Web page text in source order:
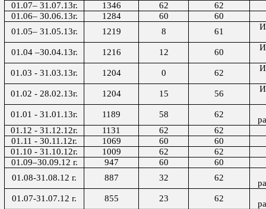
01.07– 31.07.13г.
1346 62
62
01.06– 30.06.13г.
1284 60
60
01.05– 31.05.13г.
1219 8 61
01.04 –30.04.13г. 1216 12 60
01.03 - 31.03.13г. 1204 0 62
01.02 - 28.02.13г. 1204 15 56
01.01 - 31.01.13г. 1189 58 62
01.12 - 31.12.12г.
1131 62
62
01.11 - 30.11.12г.
1069 60
60
01.10 - 31.10.12г.
1009 62
62
01.09–30.09.12 г.
947 60
60
01.08-31.08.12 г.
887 32 62
01.07-31.07.12 г.
855 23 62